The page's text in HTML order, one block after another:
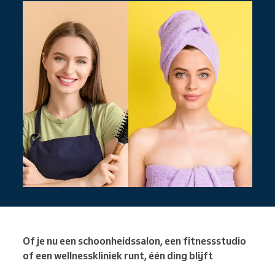
Of je nu een schoonheidssalon, een fitnessstudio
of een wellnesskliniek runt, één ding blijft